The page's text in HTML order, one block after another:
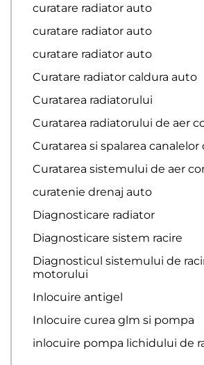
curatare radiator auto
curatare radiator auto
curatare radiator auto
Curatare radiator caldura auto
Curatarea radiatorului
Curatarea radiatorului de aer
Curatarea si spalarea
Curatarea sistemului de aer
curatenie drenaj auto
Diagnosticare radiator
Diagnosticare sistem racire
Diagnosticul sistemului de
motorului
Inlocuire antigel
Inlocuire curea glm si pompa
inlocuire pompa lichidului de